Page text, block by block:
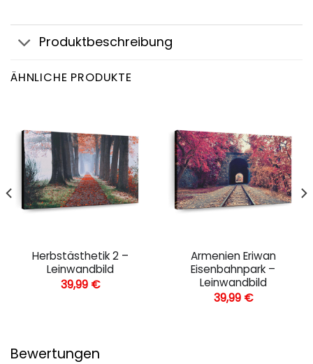
Produktbeschreibung
ÄHNLICHE PRODUKTE
Herbstästhetik 2 –
Leinwandbild
39,99 €
Armenien Eriwan
Eisenbahnpark –
Leinwandbild
39,99 €
Bewertungen